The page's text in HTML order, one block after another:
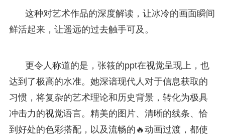
这种对艺术作品的深度解读，让冰冷的画面瞬间
鲜活起来，让遥远的过去触手可及。
更令人称道的是，张筱的ppt在视觉呈现上，也
达到了极高的水准。她深谙现代人对于信息获取的
习惯，将复杂的艺术理论和历史背景，转化为极具
冲击力的视觉语言。精美的图片、清晰的线条、恰
到好处的色彩搭配，以及流畅的🔥动画过渡，都使